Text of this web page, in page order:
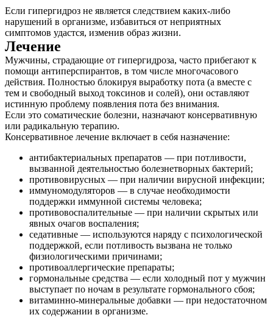
Если гипергидроз не является следствием каких-либо
нарушений в организме, избавиться от неприятных
симптомов удастся, изменив образ жизни.
Лечение
Мужчины, страдающие от гипергидроза, часто прибегают к
помощи антиперспирантов, в том числе многочасового
действия. Полностью блокируя выработку пота (а вместе с
тем и свободный выход токсинов и солей), они оставляют
истинную проблему появления пота без внимания.
Если это соматические болезни, назначают консервативную
или радикальную терапию.
Консервативное лечение включает в себя назначение:
антибактериальных препаратов — при потливости,
вызванной деятельностью болезнетворных бактерий;
противовирусных — при наличии вирусной инфекции;
иммуномодуляторов — в случае необходимости
поддержки иммунной системы человека;
противовоспалительные — при наличии скрытых или
явных очагов воспаления;
седативные — используются наряду с психологической
поддержкой, если потливость вызвана не только
физиологическими причинами;
противоаллергические препараты;
гормональные средства — если холодный пот у мужчин
выступает по ночам в результате гормонального сбоя;
витаминно-минеральные добавки — при недостаточном
их содержании в организме.